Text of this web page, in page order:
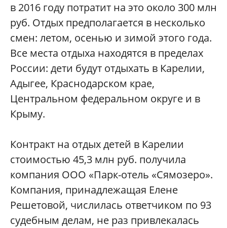
в 2016 году потратит на это около 300 млн
руб. Отдых предполагается в несколько
смен: летом, осенью и зимой этого года.
Все места отдыха находятся в пределах
России: дети будут отдыхать в Карелии,
Адыгее, Краснодарском крае,
Центральном федеральном округе и в
Крыму.
Контракт на отдых детей в Карелии
стоимостью 45,3 млн руб. получила
компания ООО «Парк-отель «Сямозеро».
Компания, принадлежащая Елене
Решетовой, числилась ответчиком по 93
судебным делам, не раз привлекалась